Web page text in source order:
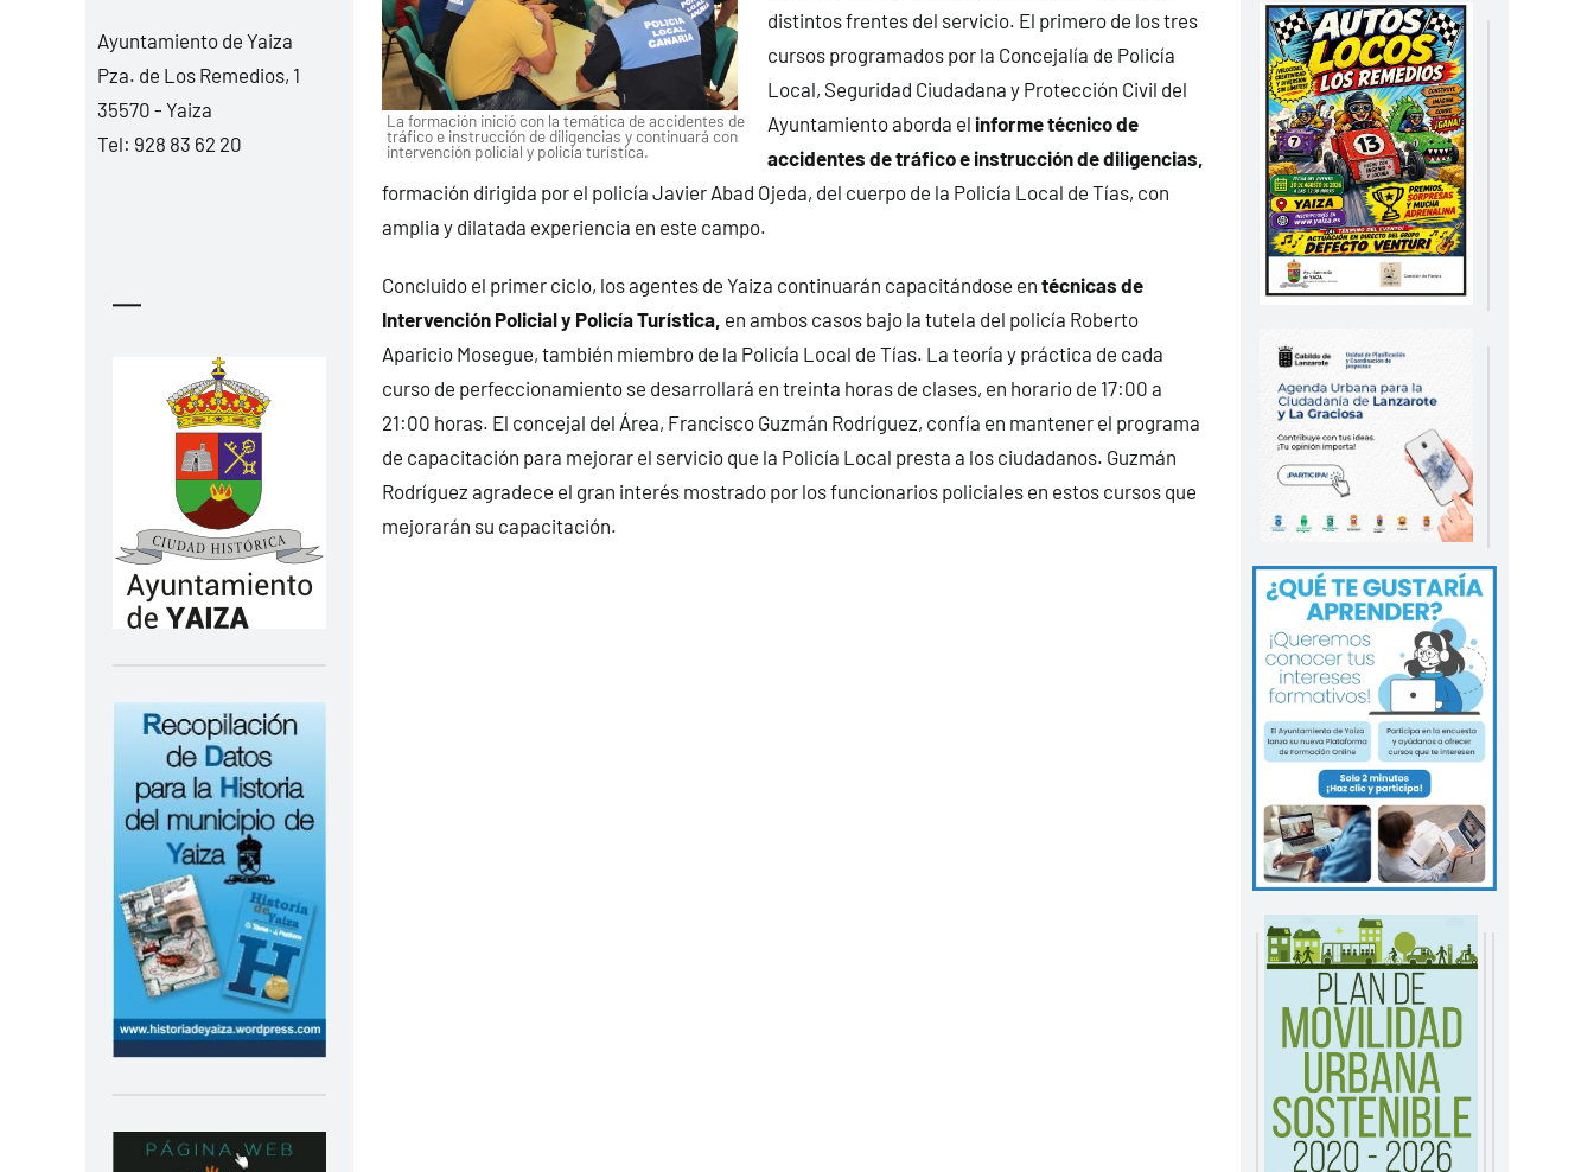
Ayuntamiento de Yaiza
Pza. de Los Remedios, 1
35570 - Yaiza
Tel: 928 83 62 20
—
La formación inició con la temática de accidentes de
tráfico e instrucción de diligencias y continuará con
intervención policial y policía turística.
distintos frentes del servicio. El primero de los tres
cursos programados por la Concejalía de Policía
Local, Seguridad Ciudadana y Protección Civil del
Ayuntamiento aborda el informe técnico de
accidentes de tráfico e instrucción de diligencias,
formación dirigida por el policía Javier Abad Ojeda, del cuerpo de la Policía Local de Tías, con
amplia y dilatada experiencia en este campo.
Concluido el primer ciclo, los agentes de Yaiza continuarán capacitándose en técnicas de
Intervención Policial y Policía Turística, en ambos casos bajo la tutela del policía Roberto
Aparicio Mosegue, también miembro de la Policía Local de Tías. La teoría y práctica de cada
curso de perfeccionamiento se desarrollará en treinta horas de clases, en horario de 17:00 a
21:00 horas. El concejal del Área, Francisco Guzmán Rodríguez, confía en mantener el programa
de capacitación para mejorar el servicio que la Policía Local presta a los ciudadanos. Guzmán
Rodríguez agradece el gran interés mostrado por los funcionarios policiales en estos cursos que
mejorarán su capacitación.